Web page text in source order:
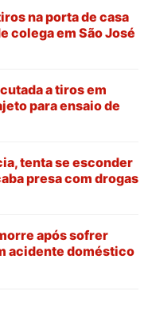
na porta de casa
colega em São José
a tiros em
para ensaio de
tenta se esconder
presa com drogas
após sofrer
acidente doméstico